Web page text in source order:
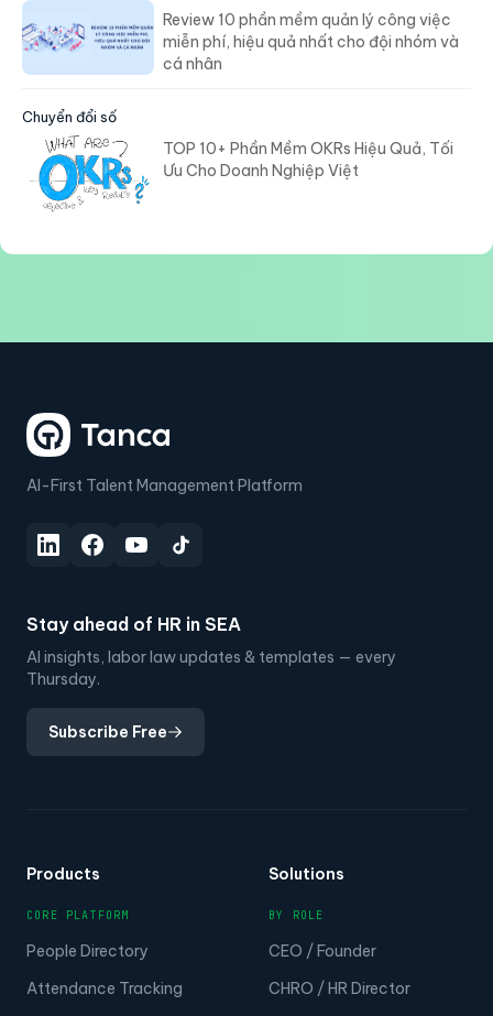
Review 10 phần mềm quản lý công việc
miễn phí, hiệu quả nhất cho đội nhóm và
cá nhân
Chuyển đổi số
TOP 10+ Phần Mềm OKRs Hiệu Quả, Tối
Ưu Cho Doanh Nghiệp Việt
AI-First Talent Management Platform
Stay ahead of HR in SEA
AI insights, labor law updates & templates — every
Thursday.
Subscribe Free
Products
CORE PLATFORM
People Directory
Attendance Tracking
Solutions
BY ROLE
CEO / Founder
CHRO / HR Director